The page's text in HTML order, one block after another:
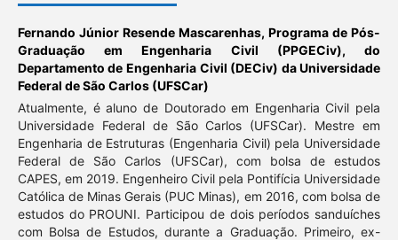
Fernando Júnior Resende Mascarenhas,Programa de Pós-
Graduação em Engenharia Civil (PPGECiv), do
Departamento de Engenharia Civil (DECiv) da Universidade
Federal de São Carlos (UFSCar)
Atualmente, é aluno de Doutorado em Engenharia Civil pela
Universidade Federal de São Carlos (UFSCar). Mestre em
Engenharia de Estruturas (Engenharia Civil) pela Universidade
Federal de São Carlos (UFSCar), com bolsa de estudos
CAPES, em 2019. Engenheiro Civil pela Pontifícia Universidade
Católica de Minas Gerais (PUC Minas), em 2016, com bolsa de
estudos do PROUNI. Participou de dois períodos sanduíches
com Bolsa de Estudos, durante a Graduação. Primeiro, ex-